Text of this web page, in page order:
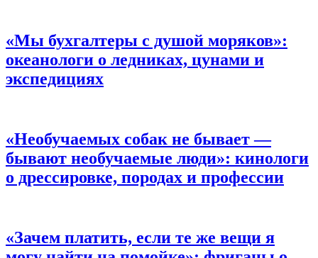
«Мы бухгалтеры с душой моряков»:
океанологи о ледниках, цунами и
экспедициях
«Необучаемых собак не бывает —
бывают необучаемые люди»: кинологи
о дрессировке, породах и профессии
«Зачем платить, если те же вещи я